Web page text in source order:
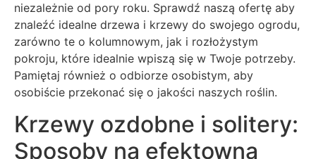
niezależnie od pory roku. Sprawdź naszą ofertę aby
znaleźć idealne drzewa i krzewy do swojego ogrodu,
zarówno te o kolumnowym, jak i rozłożystym
pokroju, które idealnie wpiszą się w Twoje potrzeby.
Pamiętaj również o odbiorze osobistym, aby
osobiście przekonać się o jakości naszych roślin.
Krzewy ozdobne i solitery:
Sposoby na efektowną